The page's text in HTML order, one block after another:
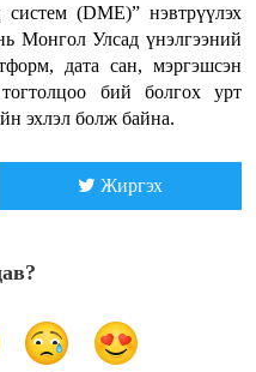
(DME)” нэвтрүүлэх
Монгол Улсад үнэлгээний
дата сан, мэргэшсэн
бий болгох урт
эхлэл болж байна.
Жиргэх